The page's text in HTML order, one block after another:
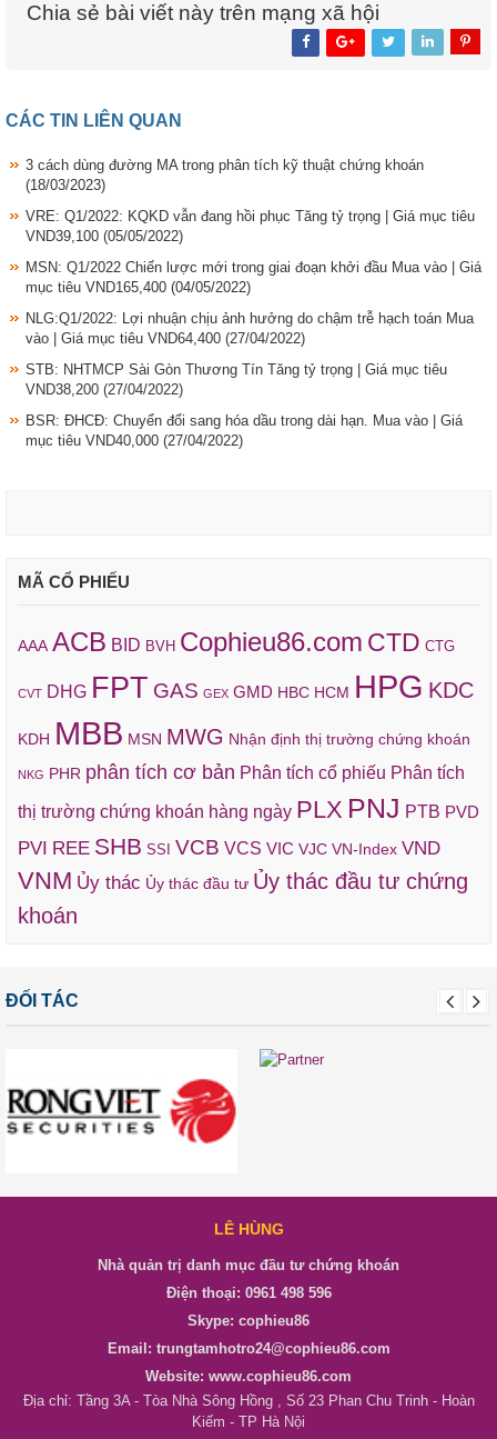
Chia sẻ bài viết này trên mạng xã hội
CÁC TIN LIÊN QUAN
3 cách dùng đường MA trong phân tích kỹ thuật chứng khoán
(18/03/2023)
VRE: Q1/2022: KQKD vẫn đang hồi phục Tăng tỷ trọng | Giá mục tiêu
VND39,100 (05/05/2022)
MSN: Q1/2022 Chiến lược mới trong giai đoạn khởi đầu Mua vào | Giá
mục tiêu VND165,400 (04/05/2022)
NLG:Q1/2022: Lợi nhuận chịu ảnh hưởng do chậm trễ hạch toán Mua
vào | Giá mục tiêu VND64,400 (27/04/2022)
STB: NHTMCP Sài Gòn Thương Tín Tăng tỷ trọng | Giá mục tiêu
VND38,200 (27/04/2022)
BSR: ĐHCĐ: Chuyển đổi sang hóa dầu trong dài hạn. Mua vào | Giá
mục tiêu VND40,000 (27/04/2022)
MÃ CỔ PHIẾU
AAA ACB BID BVH Cophieu86.com CTD CTG
CVT DHG FPT GAS GEX GMD HBC HCM HPG KDC
KDH MBB MSN MWG Nhận định thị trường chứng khoán
NKG PHR phân tích cơ bản Phân tích cổ phiếu Phân tích
thị trường chứng khoán hàng ngày PLX PNJ PTB PVD
PVI REE SHB SSI VCB VCS VIC VJC VN-Index VND
VNM Ủy thác Ủy thác đầu tư Ủy thác đầu tư chứng
khoán
ĐỐI TÁC
LÊ HÙNG
Nhà quản trị danh mục đầu tư chứng khoán
Điện thoại: 0961 498 596
Skype: cophieu86
Email: trungtamhotro24@cophieu86.com
Website: www.cophieu86.com
Địa chỉ: Tầng 3A - Tòa Nhà Sông Hồng , Số 23 Phan Chu Trinh - Hoàn
Kiếm - TP Hà Nội